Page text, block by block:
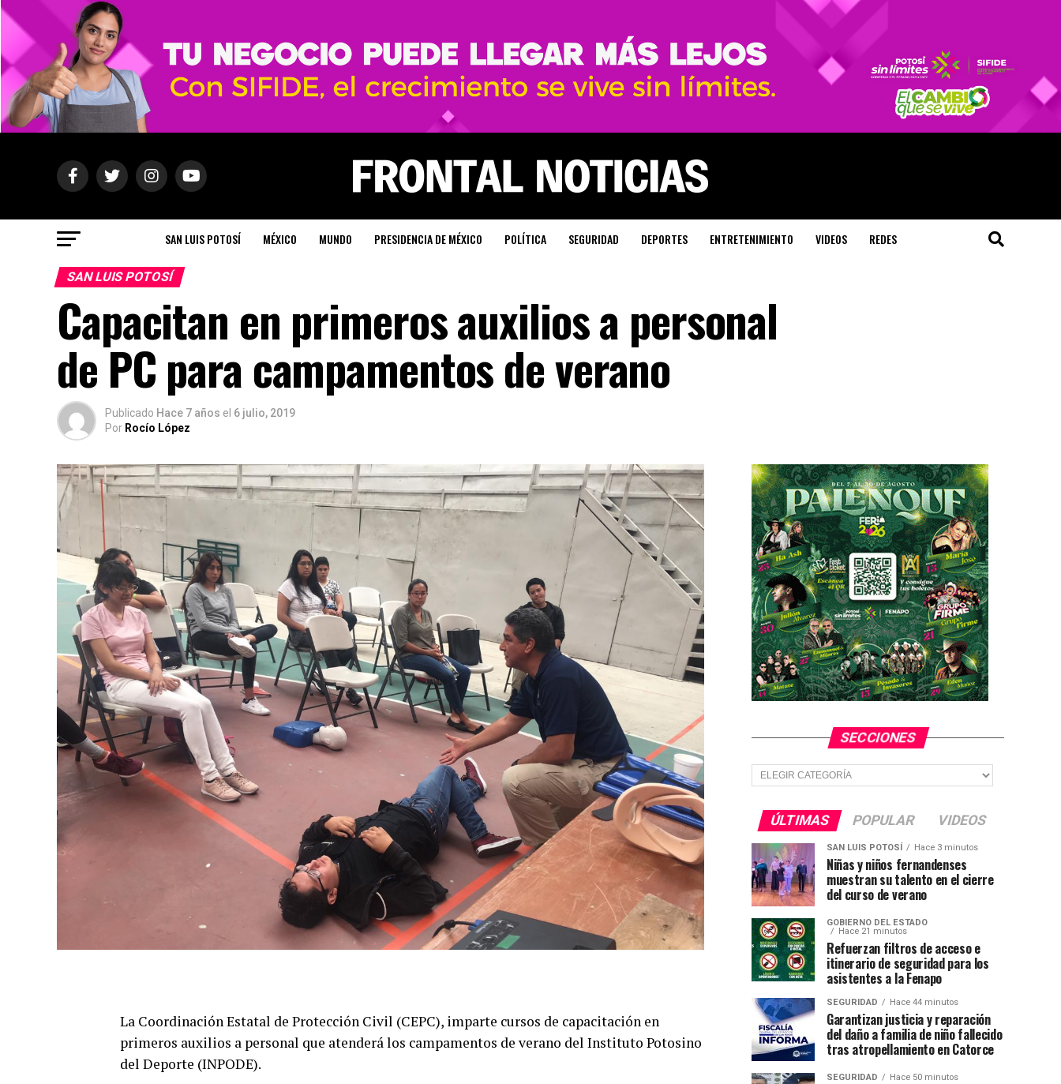
SAN LUIS POTOSÍ MÉXICO MUNDO PRESIDENCIA DE MÉXICO POLÍTICA SEGURIDAD DEPORTES ENTRETENIMIENTO VIDEOS REDES
SAN LUIS POTOSÍ
Capacitan en primeros auxilios a personal
de PC para campamentos de verano
Publicado Hace 7 años el 6 julio, 2019
Por Rocío López
La Coordinación Estatal de Protección Civil (CEPC), imparte cursos de capacitación en
primeros auxilios a personal que atenderá los campamentos de verano del Instituto Potosino
del Deporte (INPODE).
SECCIONES
Secciones
ÚLTIMAS POPULAR VIDEOS
SAN LUIS POTOSÍ Hace 3 minutos
Niñas y niños fernandenses
muestran su talento en el cierre
del curso de verano
GOBIERNO DEL ESTADO
Hace 21 minutos
Refuerzan filtros de acceso e
itinerario de seguridad para los
asistentes a la Fenapo
SEGURIDAD Hace 44 minutos
Garantizan justicia y reparación
del daño a familia de niño fallecido
tras atropellamiento en Catorce
SEGURIDAD Hace 50 minutos